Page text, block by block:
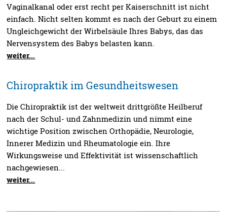
Vaginalkanal oder erst recht per Kaiserschnitt ist nicht
einfach. Nicht selten kommt es nach der Geburt zu einem
Ungleichgewicht der Wirbelsäule Ihres Babys, das das
Nervensystem des Babys belasten kann.
weiter...
Chiropraktik im Gesundheitswesen
Die Chiropraktik ist der weltweit drittgrößte Heilberuf
nach der Schul- und Zahnmedizin und nimmt eine
wichtige Position zwischen Orthopädie, Neurologie,
Innerer Medizin und Rheumatologie ein. Ihre
Wirkungsweise und Effektivität ist wissenschaftlich
nachgewiesen...
weiter...